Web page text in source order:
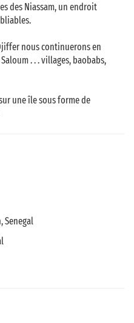
des Niassam, un endroit
nous continuerons en
. . . villages, baobabs,
une île sous forme de
Senegal